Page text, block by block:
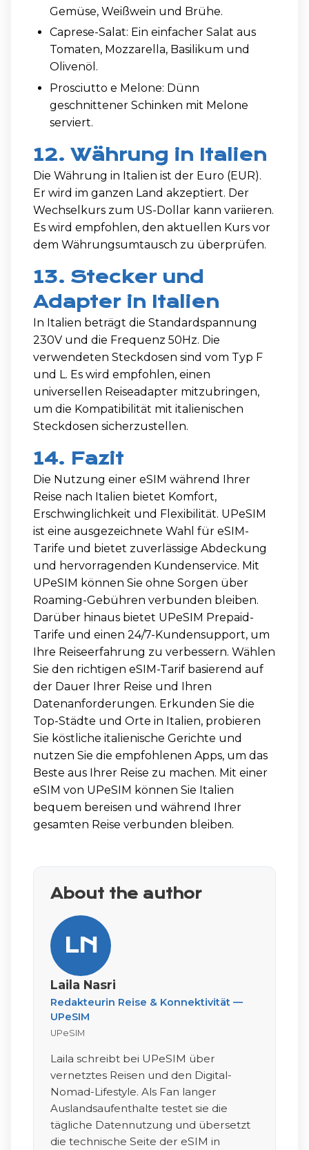
Gemüse, Weißwein und Brühe.
Caprese-Salat: Ein einfacher Salat aus
Tomaten, Mozzarella, Basilikum und
Olivenöl.
Prosciutto e Melone: Dünn
geschnittener Schinken mit Melone
serviert.
12. Währung in Italien
Die Währung in Italien ist der Euro (EUR).
Er wird im ganzen Land akzeptiert. Der
Wechselkurs zum US-Dollar kann variieren.
Es wird empfohlen, den aktuellen Kurs vor
dem Währungsumtausch zu überprüfen.
13. Stecker und
Adapter in Italien
In Italien beträgt die Standardspannung
230V und die Frequenz 50Hz. Die
verwendeten Steckdosen sind vom Typ F
und L. Es wird empfohlen, einen
universellen Reiseadapter mitzubringen,
um die Kompatibilität mit italienischen
Steckdosen sicherzustellen.
14. Fazit
Die Nutzung einer eSIM während Ihrer
Reise nach Italien bietet Komfort,
Erschwinglichkeit und Flexibilität. UPeSIM
ist eine ausgezeichnete Wahl für eSIM-
Tarife und bietet zuverlässige Abdeckung
und hervorragenden Kundenservice. Mit
UPeSIM können Sie ohne Sorgen über
Roaming-Gebühren verbunden bleiben.
Darüber hinaus bietet UPeSIM Prepaid-
Tarife und einen 24/7-Kundensupport, um
Ihre Reiseerfahrung zu verbessern. Wählen
Sie den richtigen eSIM-Tarif basierend auf
der Dauer Ihrer Reise und Ihren
Datenanforderungen. Erkunden Sie die
Top-Städte und Orte in Italien, probieren
Sie köstliche italienische Gerichte und
nutzen Sie die empfohlenen Apps, um das
Beste aus Ihrer Reise zu machen. Mit einer
eSIM von UPeSIM können Sie Italien
bequem bereisen und während Ihrer
gesamten Reise verbunden bleiben.
About the author
LN
Laila Nasri
Redakteurin Reise & Konnektivität —
UPeSIM
UPeSIM
Laila schreibt bei UPeSIM über
vernetztes Reisen und den Digital-
Nomad-Lifestyle. Als Fan langer
Auslandsaufenthalte testet sie die
tägliche Datennutzung und übersetzt
die technische Seite der eSIM in